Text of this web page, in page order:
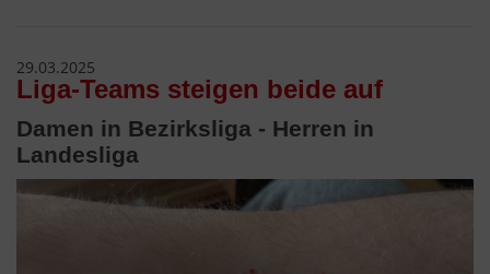
29.03.2025
Liga-Teams steigen beide auf
Damen in Bezirksliga - Herren in
Landesliga